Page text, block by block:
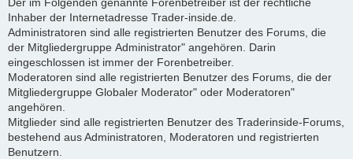
Inhaber der Internetadresse Trader-inside.de.
Administratoren sind alle registrierten Benutzer des Forums, die
der Mitgliedergruppe Administrator" angehören. Darin
eingeschlossen ist immer der Forenbetreiber.
Moderatoren sind alle registrierten Benutzer des Forums, die der
Mitgliedergruppe Globaler Moderator" oder Moderatoren"
angehören.
Mitglieder sind alle registrierten Benutzer des Traderinside-Forums,
bestehend aus Administratoren, Moderatoren und registrierten
Benutzern.